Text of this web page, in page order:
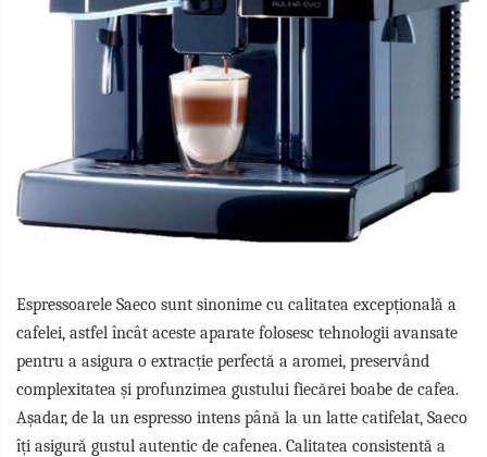
Espressoarele Saeco sunt sinonime cu calitatea excepțională a
cafelei, astfel încât aceste aparate folosesc tehnologii avansate
pentru a asigura o extracție perfectă a aromei, preservând
complexitatea și profunzimea gustului fiecărei boabe de cafea.
Așadar, de la un espresso intens până la un latte catifelat, Saeco
îți asigură gustul autentic de cafenea. Calitatea consistentă a